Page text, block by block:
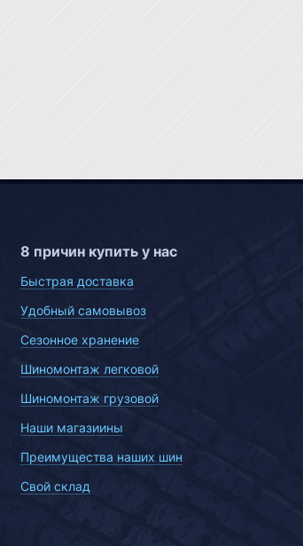
8 причин купить у нас
Быстрая доставка
Удобный самовывоз
Сезонное хранение
Шиномонтаж легковой
Шиномонтаж грузовой
Наши магазиины
Преимущества наших шин
Свой склад